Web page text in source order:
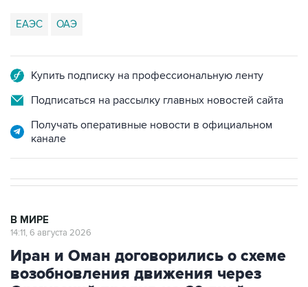
ЕАЭС ОАЭ
Купить подписку на профессиональную ленту
Подписаться на рассылку главных новостей сайта
Получать оперативные новости в официальном
канале
В МИРЕ
14:11, 6 августа 2026
Иран и Оман договорились о схеме
возобновления движения через